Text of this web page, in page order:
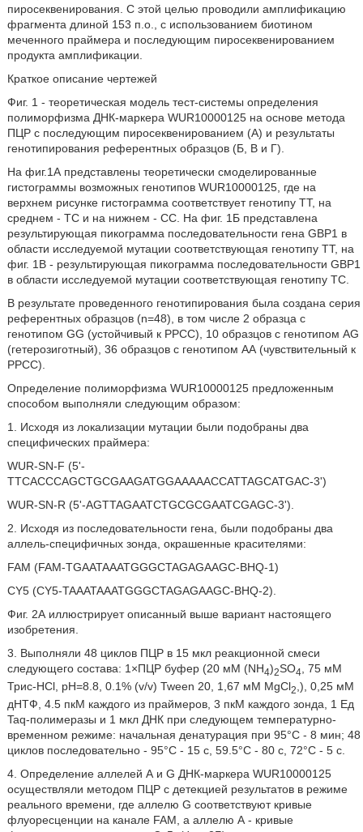
пиросеквенирования. С этой целью проводили амплификацию
фрагмента длиной 153 п.о., с использованием биотином
меченного праймера и последующим пиросеквенированием
продукта амплификации.
Краткое описание чертежей
Фиг. 1 - теоретическая модель тест-системы определения
полиморфизма ДНК-маркера WUR10000125 на основе метода
ПЦР с последующим пиросеквенированием (А) и результаты
генотипирования референтных образцов (Б, В и Г).
На фиг.1А представлены теоретически смоделированные
гистограммы возможных генотипов WUR10000125, где на
верхнем рисунке гистограмма соответствует генотипу ТТ, на
среднем - ТС и на нижнем - СС. На фиг. 1Б представлена
результирующая пикограмма последовательности гена GBP1 в
области исследуемой мутации соответствующая генотипу ТТ, на
фиг. 1В - результирующая пикограмма последовательности GBP1
в области исследуемой мутации соответствующая генотипу ТС.
В результате проведенного генотипирования была создана серия
референтных образцов (n=48), в том числе 2 образца с
генотипом GG (устойчивый к РРСС), 10 образцов с генотипом AG
(гетерозиготный), 36 образцов с генотипом АА (чувствительный к
РРСС).
Определение полиморфизма WUR10000125 предложенным
способом выполняли следующим образом:
1. Исходя из локализации мутации были подобраны два
специфических праймера:
WUR-SN-F (5'-
TTCACCCAGCTGCGAAGATGGAAAAACCATTAGCATGAC-3')
WUR-SN-R (5'-AGTTAGAATCTGCGCGAATCGAGC-3').
2. Исходя из последовательности гена, были подобраны два
аллель-специфичных зонда, окрашенные красителями:
FAM (FAM-TGAATAAATGGGCTAGAGAAGC-BHQ-1)
CY5 (CY5-TAAATAAATGGGCTAGAGAAGC-BHQ-2).
Фиг. 2А иллюстрирует описанный выше вариант настоящего
изобретения.
3. Выполняли 48 циклов ПЦР в 15 мкл реакционной смеси
следующего состава: 1×ПЦР буфер (20 мМ (NH4)2SO4
, 75 мМ
Трис-HCl, рН=8.8, 0.1% (v/v) Tween 20, 1,67 мМ MgCl2 ,), 0,25 мМ
дНТФ, 4.5 пкМ каждого из праймеров, 3 пкМ каждого зонда, 1 Ед
Taq-полимеразы и 1 мкл ДНК при следующем температурно-
временном режиме: начальная денатурация при 95°С - 8 мин; 48
циклов последовательно - 95°С - 15 с, 59.5°С - 80 с, 72°С - 5 с.
4. Определение аллелей А и G ДНК-маркера WUR10000125
осуществляли методом ПЦР с детекцией результатов в режиме
реального времени, где аллелю G соответствуют кривые
флуоресценции на канале FAM, а аллелю А - кривые